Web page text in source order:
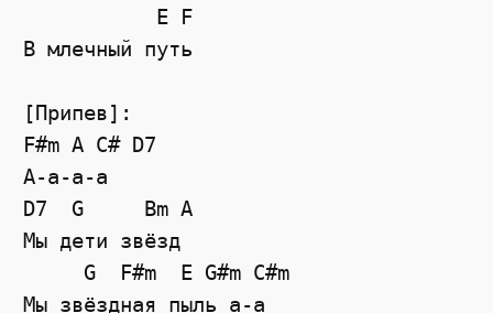
           E F
В млечный путь
[Припев]:
F#m A C# D7
А-а-а-а
D7  G     Bm A
Мы дети звёзд
     G  F#m  E G#m C#m
Мы звёздная пыль а-а